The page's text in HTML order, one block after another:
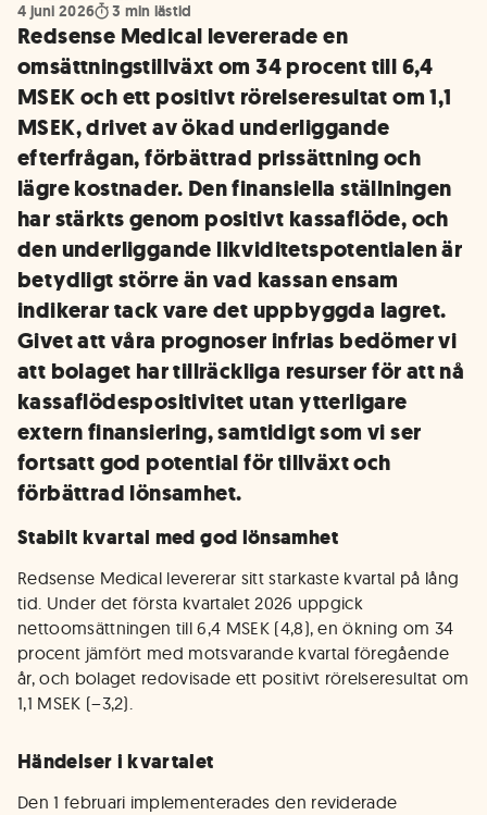
4 juni 2026
3 min lästid
Redsense Medical levererade en
omsättningstillväxt om 34 procent till 6,4
MSEK och ett positivt rörelseresultat om 1,1
MSEK, drivet av ökad underliggande
efterfrågan, förbättrad prissättning och
lägre kostnader. Den finansiella ställningen
har stärkts genom positivt kassaflöde, och
den underliggande likviditetspotentialen är
betydligt större än vad kassan ensam
indikerar tack vare det uppbyggda lagret.
Givet att våra prognoser infrias bedömer vi
att bolaget har tillräckliga resurser för att nå
kassaflödespositivitet utan ytterligare
extern finansiering, samtidigt som vi ser
fortsatt god potential för tillväxt och
förbättrad lönsamhet.
Stabilt kvartal med god lönsamhet
Redsense Medical levererar sitt starkaste kvartal på lång
tid. Under det första kvartalet 2026 uppgick
nettoomsättningen till 6,4 MSEK (4,8), en ökning om 34
procent jämfört med motsvarande kvartal föregående
år, och bolaget redovisade ett positivt rörelseresultat om
1,1 MSEK (−3,2).
Händelser i kvartalet
Den 1 februari implementerades den reviderade